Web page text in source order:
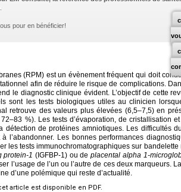
pour en bénéficier!
(RPM) est un évènement fréquent qui doit
afin de réduire le risque de complications.
le diagnostic clinique évident. L’objectif de cette
sont les tests biologiques utiles au clinicien
retrouve des valeurs plus élevées (6,5–7,5) en
%). Les tests d’évaporation, de cristallisation
détection de protéines amniotiques. Les difficultés
l’abandonner. Les bonnes performances
les tests immunochromatographiques sur bandelette
protein-1 (IGFBP-1) ou deplacental alpha 1-
l’usage de l’un ou l’autre de ces deux marqueurs.
d’une polémique qui reste d’actualité.
article est disponible en PDF.